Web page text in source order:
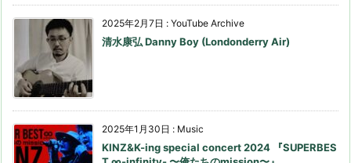
2025年2月7日 : YouTube Archive
清水康弘 Danny Boy (Londonderry Air)
2025年1月30日 : Music
KINZ&K-ing special concert 2024 『SUPERBES